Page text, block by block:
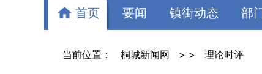
首页 要闻 镇街动态 部
当前位置： 桐城新闻网 > > 理论时评